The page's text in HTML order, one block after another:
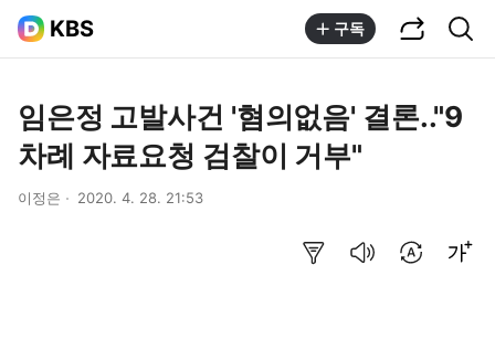
KBS 구독
임은정 고발사건 '혐의없음' 결론.."9
차례 자료요청 검찰이 거부"
이정은 2020. 4. 28. 21:53